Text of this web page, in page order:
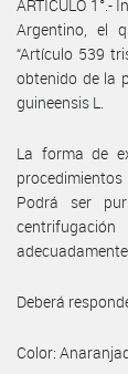
ARTÍCULO
Argentino, el
“Artículo 539
obtenido de la
guineensis L.
La forma de
Podrá ser
Deberá
Color: